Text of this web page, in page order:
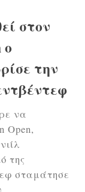
στον
ο
την
να
Open,
της
σταμάτησε